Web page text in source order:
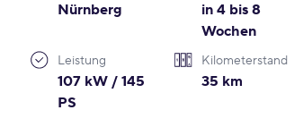
Nürnberg
in 4 bis 8
Wochen
Leistung
107 kW / 145
PS
Kilometerstand
35 km